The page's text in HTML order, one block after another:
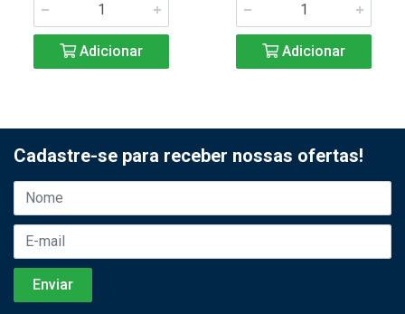
Adicionar Adicionar
Cadastre-se para receber nossas ofertas!